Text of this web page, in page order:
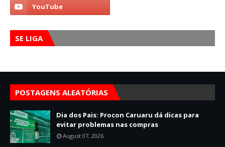
SE LIGA
POSTAGENS ALEATÓRIAS
Dia dos Pais: Procon Caruaru dá dicas para
evitar problemas nas compras
August 07, 2026